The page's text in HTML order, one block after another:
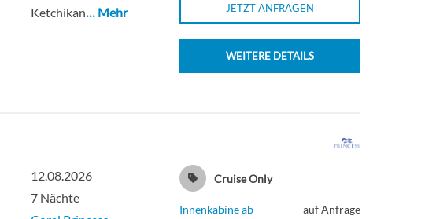
Ketchikan… Mehr JETZT ANFRAGEN
WEITERE DETAILS
12.08.2026
7 Nächte
Cruise Only
Innenkabine ab auf Anfrage